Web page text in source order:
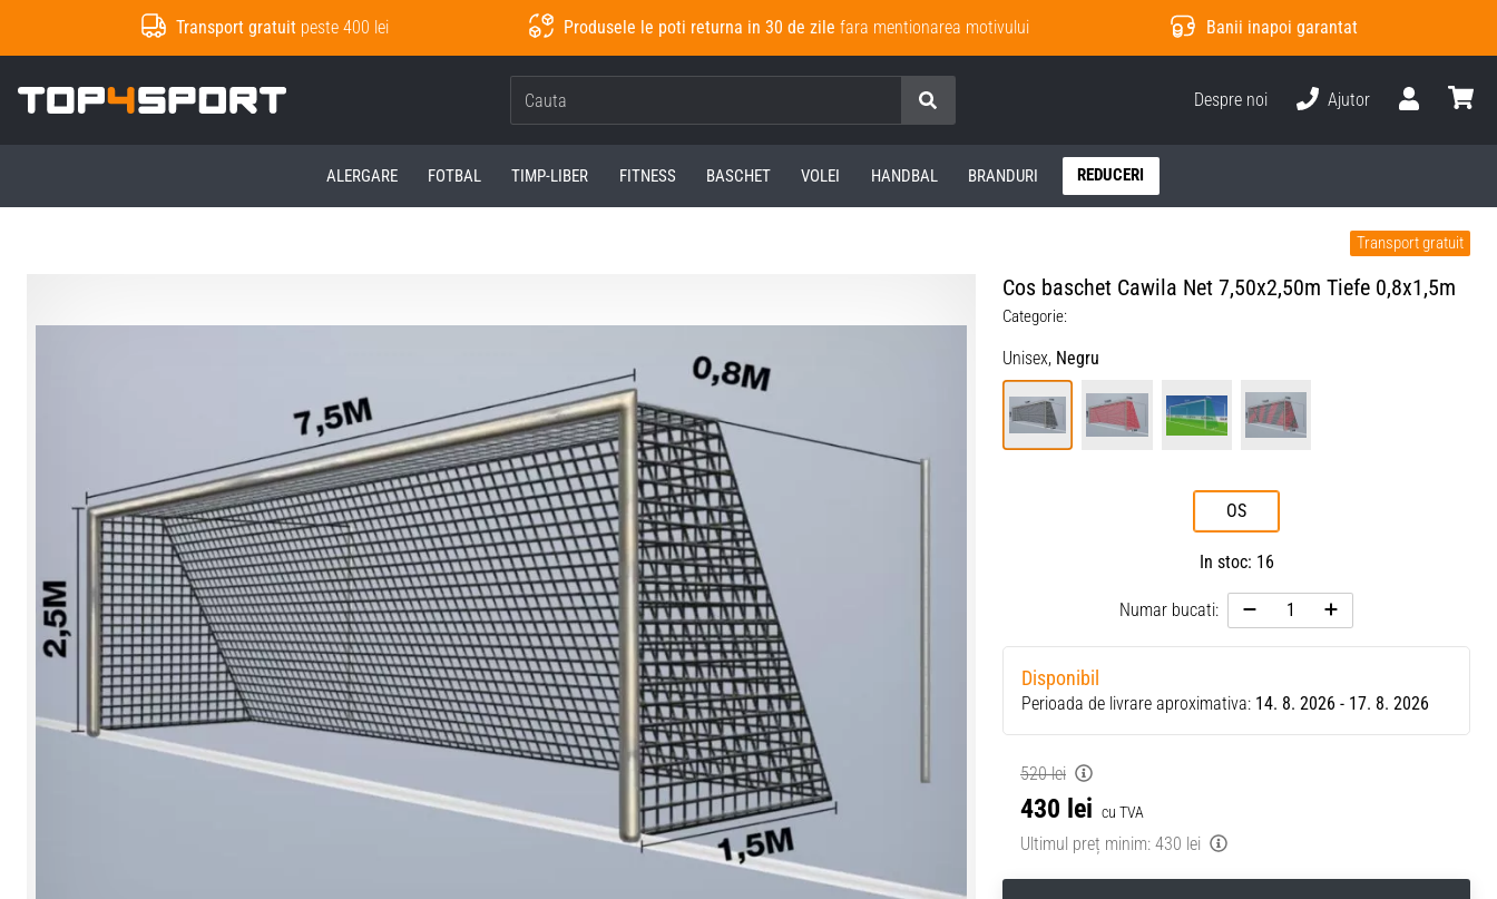
Transport gratuitpeste 400 lei Produsele le poti returna in 30 de zile fara mentionarea motivului Banii inapoi garantat
Top4Sport.ro
Cauta
Despre noi
Ajutor
ALERGARE FOTBAL TIMP-LIBER FITNESS BASCHET VOLEI HANDBAL BRANDURI REDUCERI
Transport gratuit
Cos baschet Cawila Net 7,50x2,50m Tiefe 0,8x1,5m
Categorie:
Unisex, Negru
OS
In stoc: 16
Numar bucati:
Disponibil
Perioada de livrare aproximativa: 14. 8. 2026 - 17. 8. 2026
520 lei
430 lei cu TVA
Ultimul preț minim: 430 lei